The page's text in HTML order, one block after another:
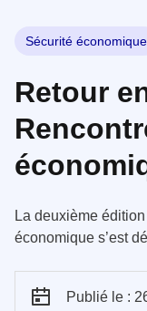
Sécurité économique
Retour
La deuxième
économique s’est
Publié le :